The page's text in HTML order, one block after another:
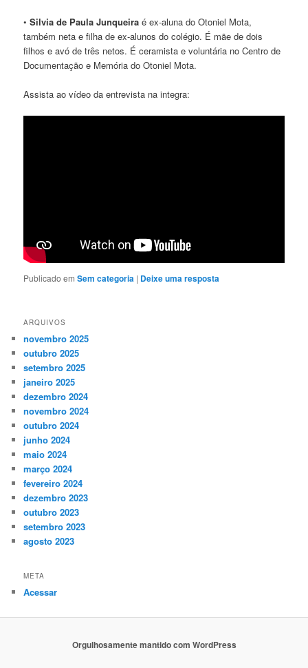
•Silvia de Paula Junqueira é ex-aluna do Otoniel Mota,
também neta e filha de ex-alunos do colégio. É mãe de dois
filhos e avó de três netos. É ceramista e voluntária no Centro de
Documentação e Memória do Otoniel Mota.
Assista ao vídeo da entrevista na integra:
Publicado em Sem categoria | Deixe uma resposta
ARQUIVOS
novembro 2025
outubro 2025
setembro 2025
janeiro 2025
dezembro 2024
novembro 2024
outubro 2024
junho 2024
maio 2024
março 2024
fevereiro 2024
dezembro 2023
outubro 2023
setembro 2023
agosto 2023
META
Acessar
Orgulhosamente mantido com WordPress